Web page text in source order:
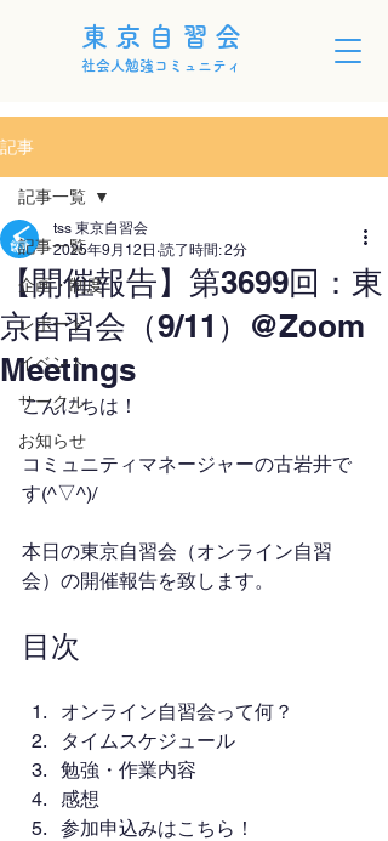
東京自習会
社会人勉強コミュニティ
記事
記事一覧
企画・制度
レポート
イベント
サークル
お知らせ
記事一覧
【開催報告】第3699回：東
京自習会（9/11）@Zoom
Meetings
tss 東京自習会
2025年9月12日 読了時間: 2分
こんにちは！
コミュニティマネージャーの古岩井で
す(^▽^)/
本日の東京自習会（オンライン自習
会）の開催報告を致します。
目次
オンライン自習会って何？
タイムスケジュール
勉強・作業内容
感想
参加申込みはこちら！